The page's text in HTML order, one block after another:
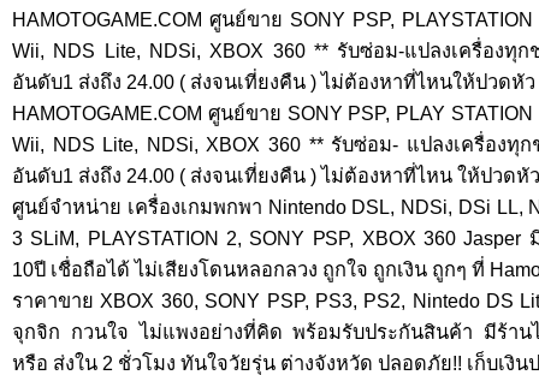
HAMOTOGAME.COM ศูนย์ขาย SONY PSP,
Wii, NDS Lite, NDSi, XBOX 360 ** รับซ่อม-แปลงเครื่อง
อันดับ1 ส่งถึง 24.00 ( ส่งจนเที่ยงคืน ) ไม่ต้องหาที่ไหนให้ปวดหั
HAMOTOGAME.COM ศูนย์ขาย SONY PSP, PLAY
Wii, NDS Lite, NDSi, XBOX 360 ** รับซ่อม- แปลงเครื่อง
อันดับ1 ส่งถึง 24.00 ( ส่งจนเที่ยงคืน ) ไม่ต้องหาที่ไหน ให้ปวด
ศูนย์จำหน่าย เครื่องเกมพกพา Nintendo DSL, NDSi, DSi LL,
3 SLiM, PLAYSTATION 2, SONY PSP, XBOX 360
10ปี เชื่อถือได้ ไม่เสียงโดนหลอกลวง ถูกใจ ถูกเงิน ถูกๆ ที่
ราคาขาย XBOX 360, SONY PSP, PS3, PS2, Nintedo DS
จุกจิก กวนใจ ไม่แพงอย่างที่คิด พร้อมรับประกันสินค้า มีร้าน
หรือ ส่งใน 2 ชั่วโมง ทันใจวัยรุ่น ต่างจังหวัด ปลอดภัย!! เก็บเงิน